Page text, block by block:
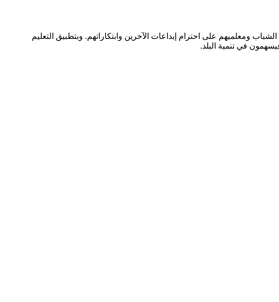
ومعلميهم على احترام إبداعات الآخرين وابتكاراتهم. وبتطبيق التعليم
في تنمية البلد.